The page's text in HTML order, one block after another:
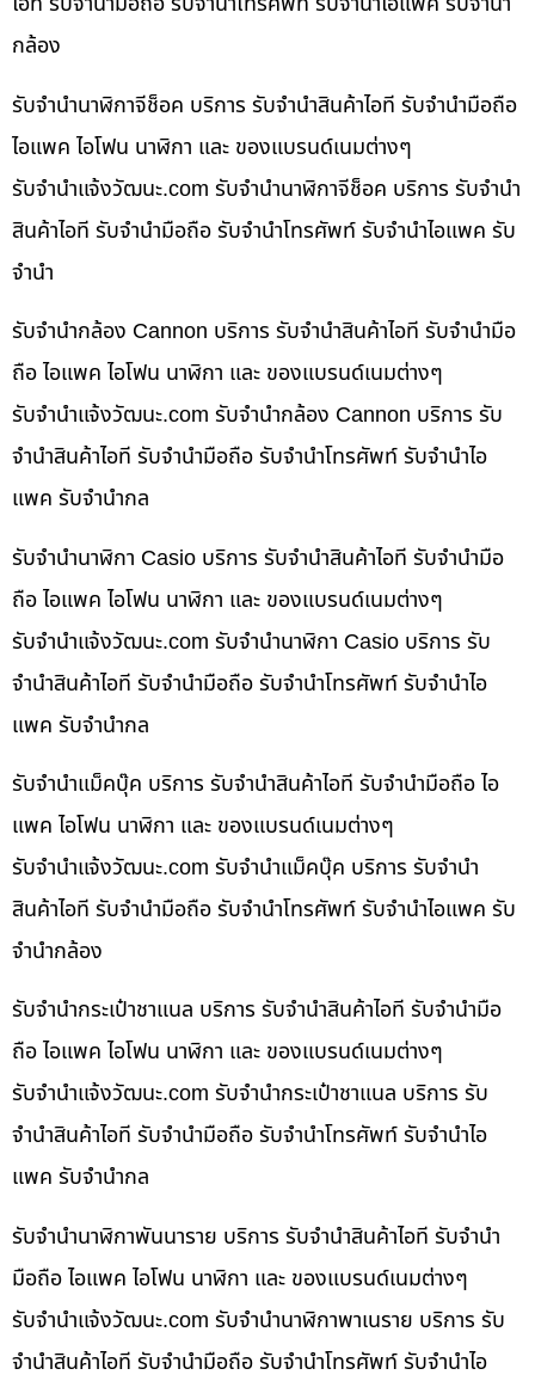
กล้อง
รับจำนำนาฬิกาจีช็อค บริการ รับจำนำสินค้าไอที รับจำนำมือถือ
ไอแพค ไอโฟน นาฬิกา และ ของแบรนด์เนมต่างๆ
รับจํานําแจ้งวัฒนะ.com รับจำนำนาฬิกาจีช็อค บริการ รับจำนำ
สินค้าไอที รับจำนำมือถือ รับจำนำโทรศัพท์ รับจำนำไอแพค รับ
จำนำ
รับจำนำกล้อง Cannon บริการ รับจำนำสินค้าไอที รับจำนำมือ
ถือ ไอแพค ไอโฟน นาฬิกา และ ของแบรนด์เนมต่างๆ
รับจํานําแจ้งวัฒนะ.com รับจำนำกล้อง Cannon บริการ รับ
จำนำสินค้าไอที รับจำนำมือถือ รับจำนำโทรศัพท์ รับจำนำไอ
แพค รับจำนำกล
รับจำนำนาฬิกา Casio บริการ รับจำนำสินค้าไอที รับจำนำมือ
ถือ ไอแพค ไอโฟน นาฬิกา และ ของแบรนด์เนมต่างๆ
รับจํานําแจ้งวัฒนะ.com รับจำนำนาฬิกา Casio บริการ รับ
จำนำสินค้าไอที รับจำนำมือถือ รับจำนำโทรศัพท์ รับจำนำไอ
แพค รับจำนำกล
รับจำนำแม็คบุ๊ค บริการ รับจำนำสินค้าไอที รับจำนำมือถือ ไอ
แพค ไอโฟน นาฬิกา และ ของแบรนด์เนมต่างๆ
รับจํานําแจ้งวัฒนะ.com รับจำนำแม็คบุ๊ค บริการ รับจำนำ
สินค้าไอที รับจำนำมือถือ รับจำนำโทรศัพท์ รับจำนำไอแพค รับ
จำนำกล้อง
รับจำนำกระเป๋าชาแนล บริการ รับจำนำสินค้าไอที รับจำนำมือ
ถือ ไอแพค ไอโฟน นาฬิกา และ ของแบรนด์เนมต่างๆ
รับจํานําแจ้งวัฒนะ.com รับจำนำกระเป๋าชาแนล บริการ รับ
จำนำสินค้าไอที รับจำนำมือถือ รับจำนำโทรศัพท์ รับจำนำไอ
แพค รับจำนำกล
รับจำนำนาฬิกาพันนาราย บริการ รับจำนำสินค้าไอที รับจำนำ
มือถือ ไอแพค ไอโฟน นาฬิกา และ ของแบรนด์เนมต่างๆ
รับจํานําแจ้งวัฒนะ.com รับจำนำนาฬิกาพาเนราย บริการ รับ
จำนำสินค้าไอที รับจำนำมือถือ รับจำนำโทรศัพท์ รับจำนำไอ